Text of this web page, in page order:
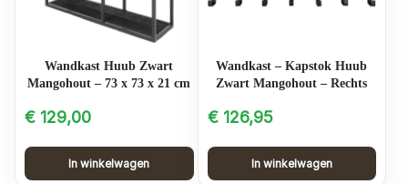
Wandkast Huub Zwart
Mangohout – 73 x 73 x 21 cm
€ 129,00
In winkelwagen
Wandkast – Kapstok Huub
Zwart Mangohout – Rechts
€126,95
In winkelwagen